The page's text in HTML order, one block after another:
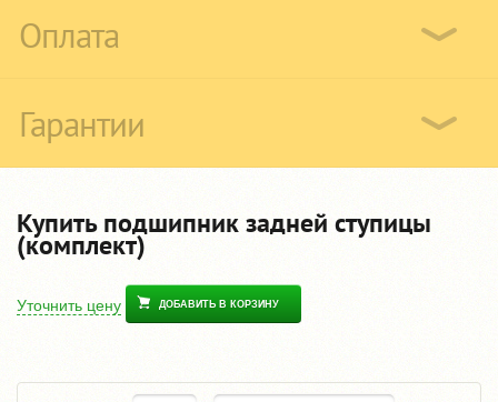
Оплата
Гарантии
Купить подшипник задней ступицы
(комплект)
Уточнить цену ДОБАВИТЬ В КОРЗИНУ